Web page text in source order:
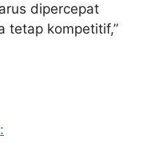
dipercepat
tetap kompetitif,”